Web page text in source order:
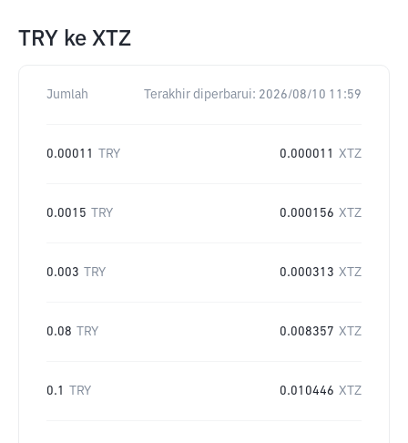
TRY ke XTZ
Jumlah Terakhir diperbarui: 2026/08/10 11:59
0.00011 TRY 0.000011 XTZ
0.0015 TRY 0.000156 XTZ
0.003 TRY 0.000313 XTZ
0.08 TRY 0.008357 XTZ
0.1 TRY 0.010446 XTZ